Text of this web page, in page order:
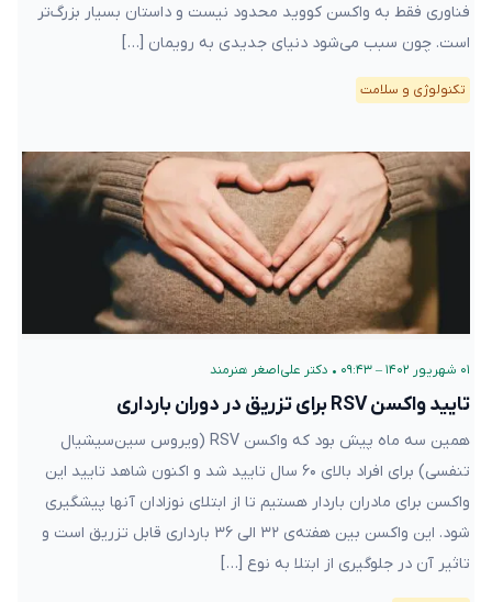
فناوری فقط به واکسن کووید محدود نیست و داستان بسیار بزرگ‌تر
است. چون سبب می‌شود دنیای جدیدی به رویمان […]
تکنولوژی و سلامت
۰۱ شهریور ۱۴۰۲ – ۰۹:۴۳ • دکتر علی‌اصغر هنرمند
تایید واکسن RSV برای تزریق در دوران بارداری
همین سه ماه پیش بود که واکسن RSV (ویروس سین‌سیشیال
تنفسی) برای افراد بالای ۶۰ سال تایید شد و اکنون شاهد تایید این
واکسن برای مادران باردار هستیم تا از ابتلای نوزادان آنها پیشگیری
شود. این واکسن بین هفته‌‌ی ۳۲ الی ۳۶ بارداری قابل تزریق است و
تاثیر آن در جلوگیری از ابتلا به نوع […]